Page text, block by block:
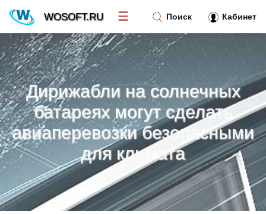
Дирижабли на солнечных
батареях могут сделать
авиаперевозки безопасными
для климата
Поиск Кабинет
WOSOFT.RU ☰
Новости»
Тренд новостей»
Рубрики»
Правила»
Контакт